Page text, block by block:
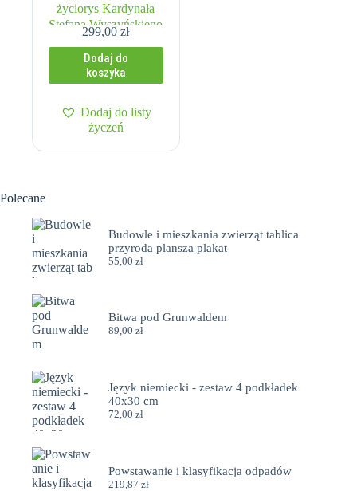
życiorys Kardynała
Stefana Wyszyńskiego
– ścienna plansza
dydaktyczna
299,00zł
Dodaj do
koszyka
Dodaj do listy
życzeń
Polecane
Budowle i mieszkania zwierząt tablica
przyroda plansza plakat
55,00zł
Bitwa pod Grunwaldem
89,00zł
Język niemiecki - zestaw 4 podkładek
40x30 cm
72,00zł
Powstawanie i klasyfikacja odpadów
219,87zł